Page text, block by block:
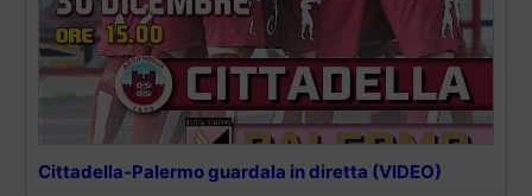
Cittadella-Palermo guardala in diretta (VIDEO)